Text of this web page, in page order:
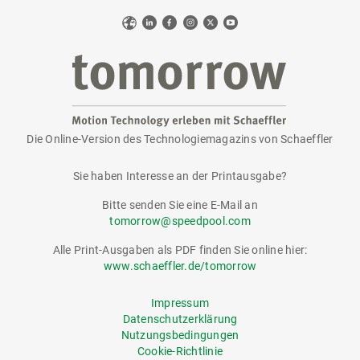
WebLinkedIn
Facebook
Instagram
X YouTube
tomorrow
Die Online-Version des Technologiemagazins von Schaeffler
Sie haben Interesse an der Printausgabe?
Bitte senden Sie eine E-Mail an
tomorrow@speedpool.com
Alle Print-Ausgaben als PDF finden Sie online hier:
www.schaeffler.de/tomorrow
Impressum
Datenschutzerklärung
Nutzungsbedingungen
Cookie-Richtlinie